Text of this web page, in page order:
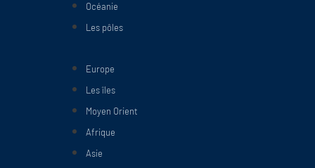
Océanie
Les pôles
Europe
Les îles
Moyen Orient
Afrique
Asie